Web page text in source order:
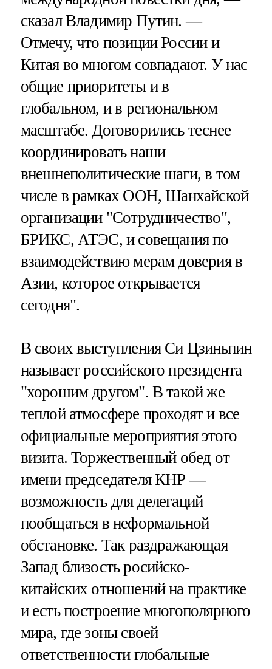
сказал Владимир Путин. —
Отмечу, что позиции России и
Китая во многом совпадают. У нас
общие приоритеты и в
глобальном, и в региональном
масштабе. Договорились теснее
координировать наши
внешнеполитические шаги, в том
числе в рамках ООН, Шанхайской
организации "Сотрудничество",
БРИКС, АТЭС, и совещания по
взаимодействию мерам доверия в
Азии, которое открывается
сегодня".
В своих выступления Си Цзиньпин
называет российского президента
"хорошим другом". В такой же
теплой атмосфере проходят и все
официальные мероприятия этого
визита. Торжественный обед от
имени председателя КНР —
возможность для делегаций
пообщаться в неформальной
обстановке. Так раздражающая
Запад близость росийско-
китайских отношений на практике
и есть построение многополярного
мира, где зоны своей
ответственности глобальные